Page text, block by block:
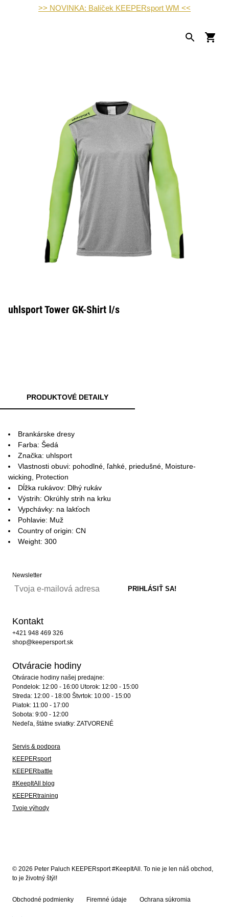
>> NOVINKA: Balíček KEEPERsport WM <<
uhlsport Tower GK-Shirt l/s
PRODUKTOVÉ DETAILY
Brankárske dresy
Farba: Šedá
Značka: uhlsport
Vlastnosti obuvi: pohodlné, ľahké, priedušné, Moisture-
wicking, Protection
Dĺžka rukávov: Dlhý rukáv
Výstrih: Okrúhly strih na krku
Vypchávky: na lakťoch
Pohlavie: Muž
Country of origin: CN
Weight: 300
Newsletter
Kontakt
+421 948 469 326
shop@keepersport.sk
Otváracie hodiny
Otváracie hodiny našej predajne:
Pondelok: 12:00 - 16:00 Utorok: 12:00 - 15:00
Streda: 12:00 - 18:00 Štvrtok: 10:00 - 15:00
Piatok: 11:00 - 17:00
Sobota: 9:00 - 12:00
Nedeľa, štátne sviatky: ZATVORENÉ
Servis & podpora
KEEPERsport
KEEPERbattle
#KeepItAll blog
KEEPERtraining
Tvoje výhody
© 2026 Peter Paluch KEEPERsport #KeepItAll. To nie je len náš obchod,
to je životný štýl!
Obchodné podmienky Firemné údaje Ochrana súkromia